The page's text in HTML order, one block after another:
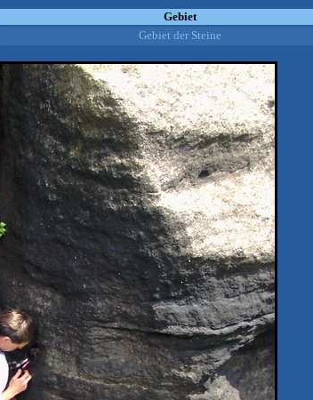
Gebiet
Gebiet der Steine